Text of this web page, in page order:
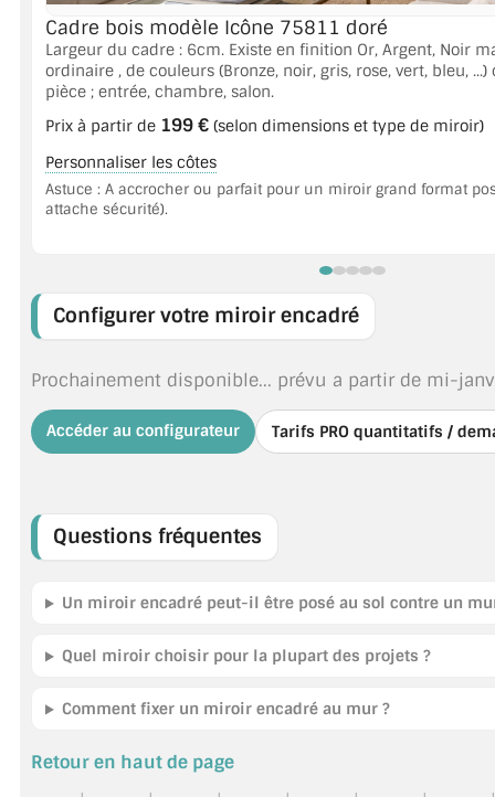
ACCESSOIRES & QUINCAILLERIE
CATALOGUE DE PROFILS ET FIXATION DU VERRE
LES PROFILS PAROI DE VERRE
CONNECTEURS ET ASSEMBLAGE DE VERRES
PLATS ET CORNIÈRES
LES CHARNIÈRES DE PORTE EN VERRE
BOUTONS ET POIGNÉES
JOINTS D'ÉTANCHÉITÉS
ACCESSOIRES EN PROMOTIONS
Cadre bois modèle Icône 75811 doré
Largeur du cadre : 6cm. Existe en finition Or, Argent, Noir
ordinaire , de couleurs (Bronze, noir, gris, rose, vert, bleu,
pièce ; entrée, chambre, salon.
Prix à partir de 199 € (selon dimensions et type de miroir)
Personnaliser les côtes
Astuce : A accrocher ou parfait pour un miroir grand format
attache sécurité).
Configurer votre miroir encadré
Prochainement disponible... prévu a partir de mi-
Accéder au configurateur Tarifs PRO quantitatifs /
Questions fréquentes
Un miroir encadré peut-il être posé au sol contre un
Quel miroir choisir pour la plupart des projets ?
Comment fixer un miroir encadré au mur ?
Retour en haut de page